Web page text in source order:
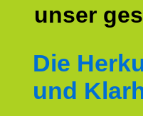
unser
Die
und